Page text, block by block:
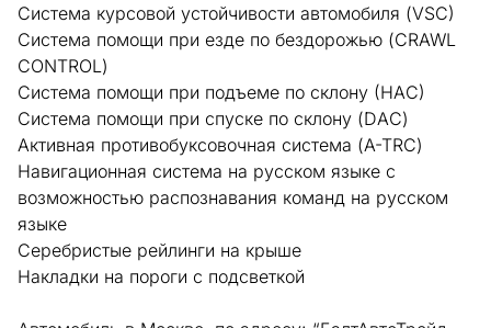
Система курсовой устойчивости автомобиля (VSС)
Система помощи при езде по бездорожью (CRAWL
CONTROL)
Система помощи при подъеме по склону (НАС)
Система помощи при спуске по склону (DAC)
Активная противобуксовочная система (A-TRC)
Навигационная система на русском языке с
возможностью распознавания команд на русском
языке
Серебристые рейлинги на крыше
Накладки на пороги с подсветкой